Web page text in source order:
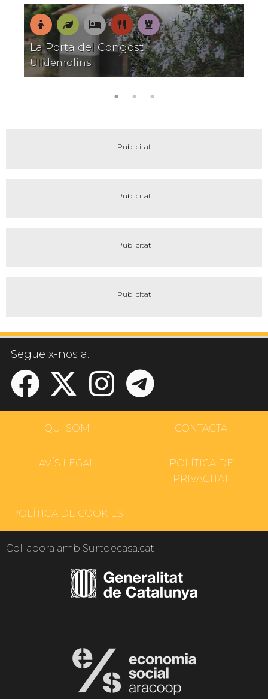
encant
En
família
NaturaOn
dormir
On
menjar
Patrimoni
La Porta del Congost
Ulldemolins
Segueix-nos a...
QUI SOM CONTACTA
AVÍS LEGAL
POLÍTICA DE
PRIVACITAT
POLÍTICA DE COOKIES
Col·labora amb Surtdecasa.cat